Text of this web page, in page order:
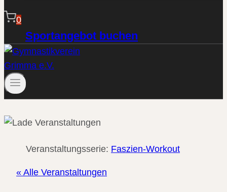
0
Sportangebot buchen
Veranstaltungsserie: Faszien-Workout
« Alle Veranstaltungen